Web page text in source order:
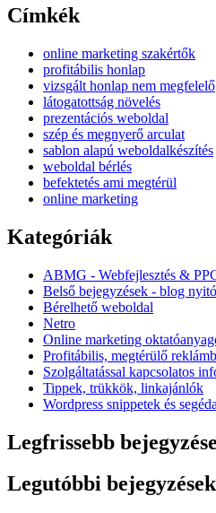
Címkék
online marketing szakértők
profitábilis honlap
vizsgált honlap nem megfelelő
látogatottság növelés
prezentációs weboldal
szép és megnyerő arculat
sablon alapú weboldalkészítés
weboldal bérlés
befektetés ami megtérül
online marketing
Kategóriák
ABMG - Webfejlesztés &
Belső bejegyzések - blog
Bérelhető weboldal
Netro
Online marketing
Profitábilis, megtérülő
Szolgáltatással kapcsolatos
Tippek, trükkök, linkajánlók
Wordpress snippetek és
Legfrissebb
Legutóbbi bejegyzések